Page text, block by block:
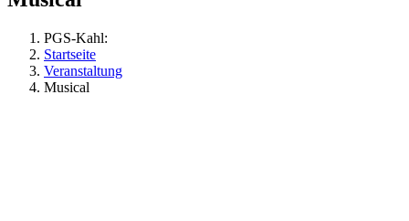
PGS-Kahl:
Startseite
Veranstaltung
Musical